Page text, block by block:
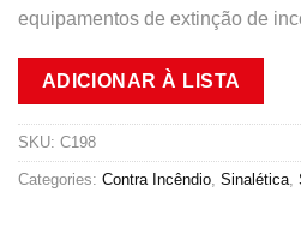
equipamentos de extinção de
ADICIONAR À LISTA
SKU: C198
Categories: Contra Incêndio Sinalética